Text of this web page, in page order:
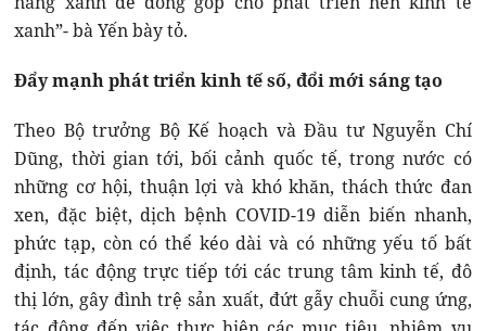
xanh”- bà Yến bày tỏ.
Đẩy mạnh phát triển kinh tế số, đổi mới sáng tạo
Theo Bộ trưởng Bộ Kế hoạch và Đầu tư Nguyễn Chí
Dũng, thời gian tới, bối cảnh quốc tế, trong nước có
những cơ hội, thuận lợi và khó khăn, thách thức đan
xen, đặc biệt, dịch bệnh COVID-19 diễn biến nhanh,
phức tạp, còn có thể kéo dài và có những yếu tố bất
định, tác động trực tiếp tới các trung tâm kinh tế, đô
thị lớn, gây đình trệ sản xuất, đứt gẫy chuỗi cung ứng,